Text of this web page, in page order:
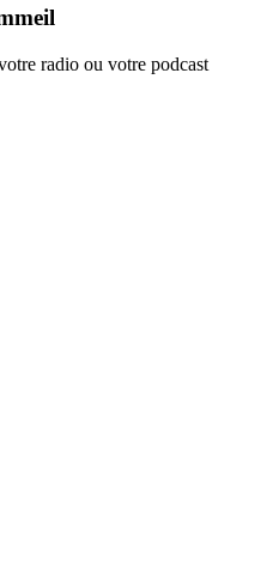
radio ou votre podcast